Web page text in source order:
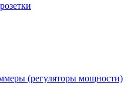
(регуляторы мощности)